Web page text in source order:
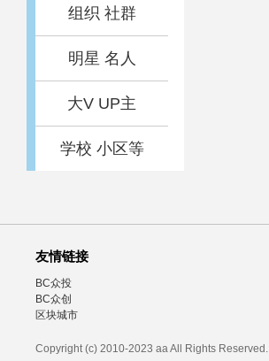
组织 社群
明星 名人
大V UP主
学校 小区等
友情链接
BC众投
BC众创
区块城市
Copyright (c) 2010-2023 aa All Rights Reserved.